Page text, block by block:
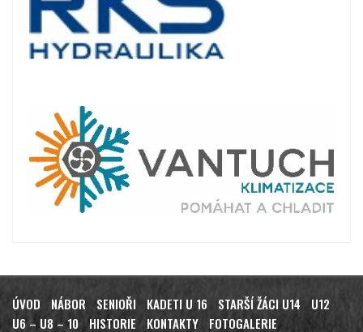
ÚVOD NÁBOR SENIOŘI KADETI U 16 STARŠÍ ŽÁCI U14
U12
U6 – U8 – 10 HISTORIE KONTAKTY FOTOGALERIE